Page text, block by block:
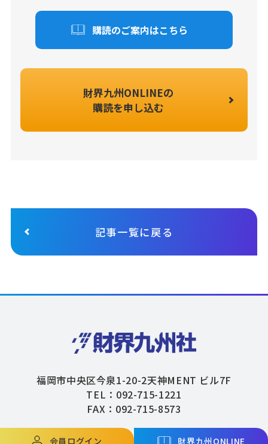
購読のご案内はこちら
財界九州ONLINEの
購読を申し込む
記事一覧に戻る
会員ログイン 財界九州ONLINE
福岡市中央区今泉1-20-2天神MENT ビル7F
TEL：092-715-1221
FAX：092-715-8573